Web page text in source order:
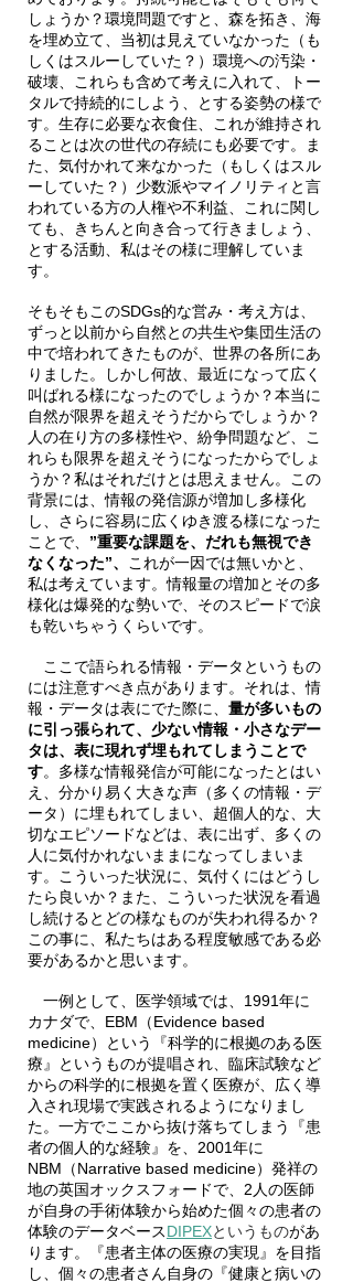
しょうか？環境問題ですと、森を拓き、海
を埋め立て、当初は見えていなかった（も
しくはスルーしていた？）環境への汚染・
破壊、これらも含めて考えに入れて、トー
タルで持続的にしよう、とする姿勢の様で
す。生存に必要な衣食住、これが維持され
ることは次の世代の存続にも必要です。ま
た、気付かれて来なかった（もしくはスル
ーしていた？）少数派やマイノリティと言
われている方の人権や不利益、これに関し
ても、きちんと向き合って行きましょう、
とする活動、私はその様に理解していま
す。
そもそもこのSDGs的な営み・考え方は、
ずっと以前から自然との共生や集団生活の
中で培われてきたものが、世界の各所にあ
りました。しかし何故、最近になって広く
叫ばれる様になったのでしょうか？本当に
自然が限界を超えそうだからでしょうか？
人の在り方の多様性や、紛争問題など、こ
れらも限界を超えそうになったからでしょ
うか？私はそれだけとは思えません。この
背景には、情報の発信源が増加し多様化
し、さらに容易に広くゆき渡る様になった
ことで、 ”重要な課題を、だれも無視でき
なくなった”、
これが一因では無いかと、
私は考えています。情報量の増加とその多
様化は爆発的な勢いで、そのスピードで涙
も乾いちゃうくらいです。
ここで語られる情報・データというもの
には注意すべき点があります。それは、情
報・データは表にでた際に、 量が多いもの
に引っ張られて、少ない情報・小さなデー
タは、表に現れず埋もれてしまうことで
す。多様な情報発信が可能になったとはい
え、分かり易く大きな声（多くの情報・デ
ータ）に埋もれてしまい、超個人的な、大
切なエピソードなどは、表に出ず、多くの
人に気付かれないままになってしまいま
す。こういった状況に、気付くにはどうし
たら良いか？また、こういった状況を看過
し続けるとどの様なものが失われ得るか？
この事に、私たちはある程度敏感である必
要があるかと思います。
一例として、医学領域では、1991年に
カナダで、EBM（Evidence based
medicine）という『科学的に根拠のある医
療』というものが提唱され、臨床試験など
からの科学的に根拠を置く医療が、広く導
入され現場で実践されるようになりまし
た。一方でここから抜け落ちてしまう『患
者の個人的な経験』を、2001年に
NBM（Narrative based medicine）発祥の
地の英国オックスフォードで、2人の医師
が自身の手術体験から始めた個々の患者の
体験のデータベースDIPEXというものがあ
ります。『患者主体の医療の実現』を目指
し、個々の患者さん自身の『健康と病いの